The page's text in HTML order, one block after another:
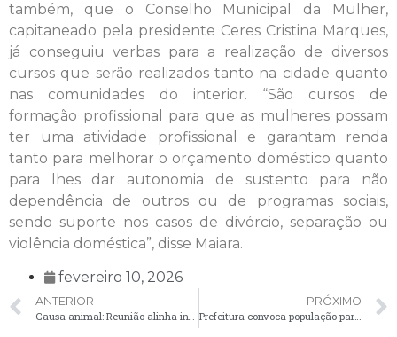
também, que o Conselho Municipal da Mulher,
capitaneado pela presidente Ceres Cristina Marques,
já conseguiu verbas para a realização de diversos
cursos que serão realizados tanto na cidade quanto
nas comunidades do interior. “São cursos de
formação profissional para que as mulheres possam
ter uma atividade profissional e garantam renda
tanto para melhorar o orçamento doméstico quanto
para lhes dar autonomia de sustento para não
dependência de outros ou de programas sociais,
sendo suporte nos casos de divórcio, separação ou
violência doméstica”, disse Maiara.
fevereiro 10, 2026
ANTERIOR
Causa animal: Reunião alinha investimentos e melhorias
PRÓXIMO
Prefeitura convoca população para participar da LDO 2027